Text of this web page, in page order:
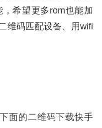
希望更多rom也能加
维码匹配设备、用wifi
面的二维码下载快手